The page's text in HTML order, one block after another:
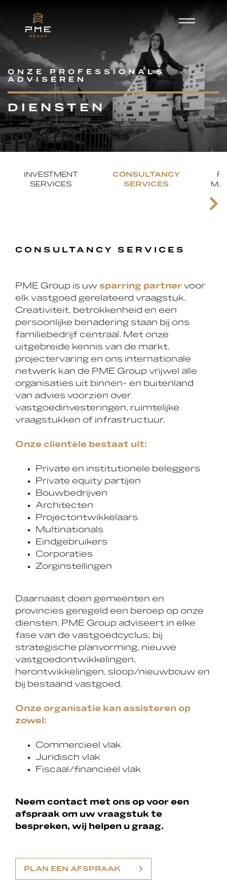
ONZE PROFESSIONALS
ADVISEREN
DIENSTEN
INVESTMENT
SERVICES
CONSULTANCY
SERVICES
CONSULTANCY SERVICES
PME Group is uw sparring partner voor
elk vastgoed gerelateerd vraagstuk.
Creativiteit, betrokkenheid en een
persoonlijke benadering staan bij ons
familiebedrijf centraal. Met onze
uitgebreide kennis van de markt,
projectervaring en ons internationale
netwerk kan de PME Group vrijwel alle
organisaties uit binnen- en buitenland
van advies voorzien over
vastgoedinvesteringen, ruimtelijke
vraagstukken of infrastructuur.
Onze clientèle bestaat uit:
Private en institutionele beleggers
Private equity partijen
Bouwbedrijven
Architecten
Projectontwikkelaars
Multinationals
Eindgebruikers
Corporaties
Zorginstellingen
Daarnaast doen gemeenten en
provincies geregeld een beroep op onze
diensten. PME Group adviseert in elke
fase van de vastgoedcyclus; bij
strategische planvorming, nieuwe
vastgoedontwikkelingen,
herontwikkelingen, sloop/nieuwbouw en
bij bestaand vastgoed.
Onze organisatie kan assisteren op
zowel:
Commercieel vlak
Juridisch vlak
Fiscaal/financieel vlak
Neem contact met ons op voor een
afspraak om uw vraagstuk te
bespreken, wij helpen u graag.
PLAN EEN AFSPRAAK